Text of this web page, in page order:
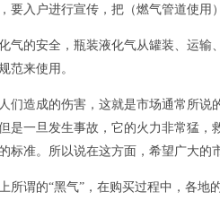
要入户进行宣传，把（燃气管道使用
的安全，瓶装液化气从罐装、运输
范来使用。
造成的伤害，这就是市场通常所说
是一旦发生事故，它的火力非常猛
标准。所以说在这方面，希望广大的
谓的“黑气”，在购买过程中，各地